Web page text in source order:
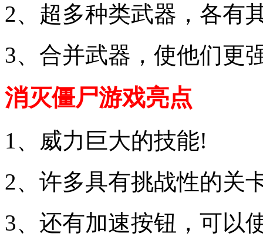
2、超多种类武器，各有
3、合并武器，使他们更
消灭僵尸游戏亮点
1、威力巨大的技能!
2、许多具有挑战性的关
3、还有加速按钮，可以